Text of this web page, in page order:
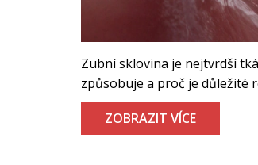
Zubní sklovina je nejtvrdší
způsobuje a proč je důležité
ZOBRAZIT VÍCE